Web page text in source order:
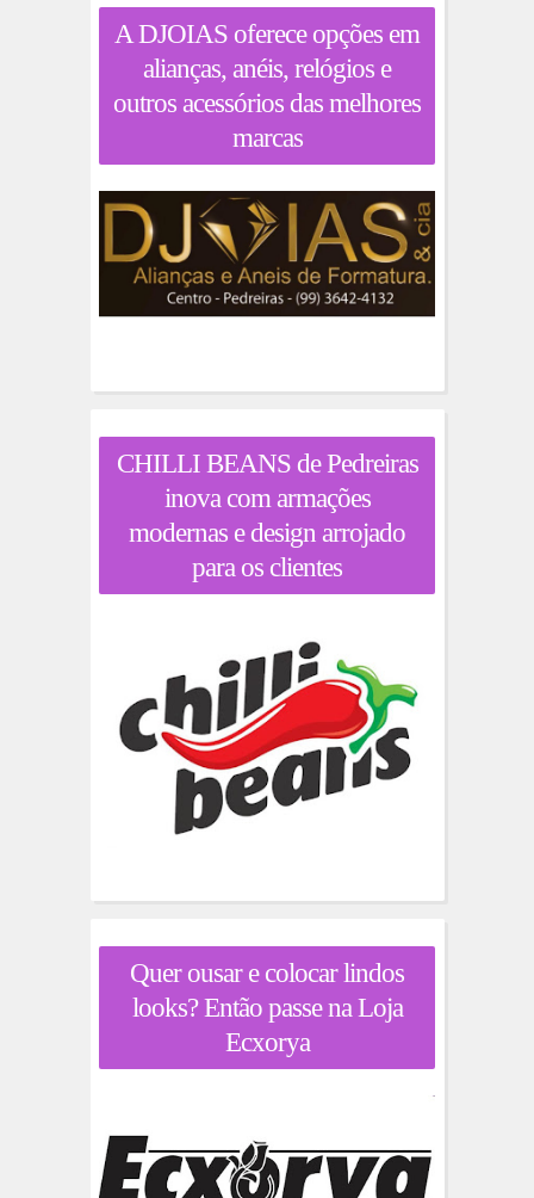
A DJOIAS oferece opções em
alianças, anéis, relógios e
outros acessórios das melhores
marcas
CHILLI BEANS de Pedreiras
inova com armações
modernas e design arrojado
para os clientes
Quer ousar e colocar lindos
looks? Então passe na Loja
Ecxorya